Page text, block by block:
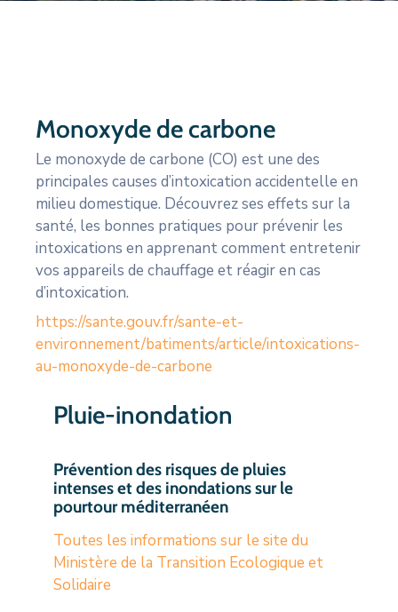
Monoxyde de carbone
Le monoxyde de carbone (CO) est une des
principales causes d’intoxication accidentelle en
milieu domestique. Découvrez ses effets sur la
santé, les bonnes pratiques pour prévenir les
intoxications en apprenant comment entretenir
vos appareils de chauffage et réagir en cas
d’intoxication.
https://sante.gouv.fr/sante-et-
environnement/batiments/article/intoxications-
au-monoxyde-de-carbone
Pluie-inondation
Prévention des risques de pluies
intenses et des inondations sur le
pourtour méditerranéen
Toutes les informations sur le site du
Ministère de la Transition Ecologique et
Solidaire